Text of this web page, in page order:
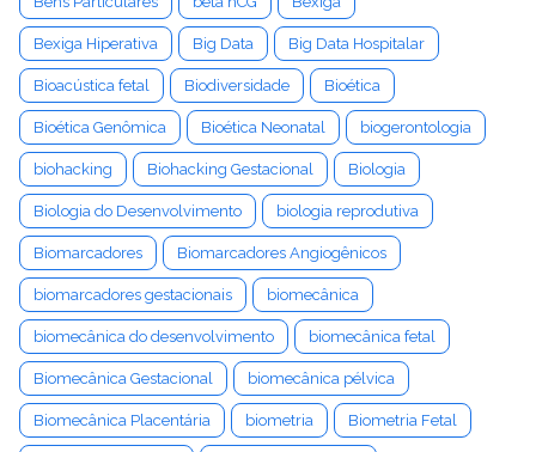
Bexiga Hiperativa Big Data Big Data Hospitalar
Bioacústica fetal Biodiversidade Bioética
Bioética Genômica Bioética Neonatal biogerontologia
biohacking Biohacking Gestacional Biologia
Biologia do Desenvolvimento biologia reprodutiva
Biomarcadores Biomarcadores Angiogênicos
biomarcadores gestacionais biomecânica
biomecânica do desenvolvimento biomecânica fetal
Biomecânica Gestacional biomecânica pélvica
Biomecânica Placentária biometria Biometria Fetal